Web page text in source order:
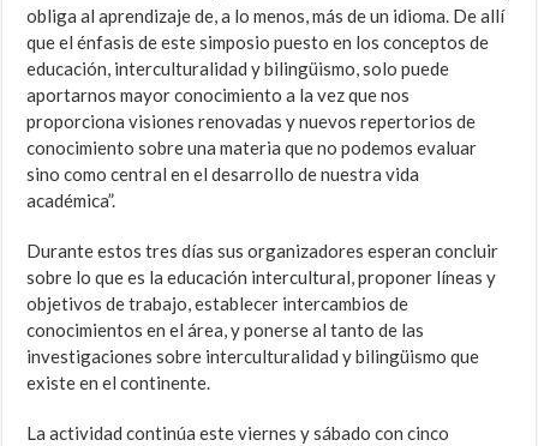
obliga al aprendizaje de, a lo menos, más de un idioma. De allí
que el énfasis de este simposio puesto en los conceptos de
educación, interculturalidad y bilingüismo, solo puede
aportarnos mayor conocimiento a la vez que nos
proporciona visiones renovadas y nuevos repertorios de
conocimiento sobre una materia que no podemos evaluar
sino como central en el desarrollo de nuestra vida
académica”.
Durante estos tres días sus organizadores esperan concluir
sobre lo que es la educación intercultural, proponer líneas y
objetivos de trabajo, establecer intercambios de
conocimientos en el área, y ponerse al tanto de las
investigaciones sobre interculturalidad y bilingüismo que
existe en el continente.
La actividad continúa este viernes y sábado con cinco